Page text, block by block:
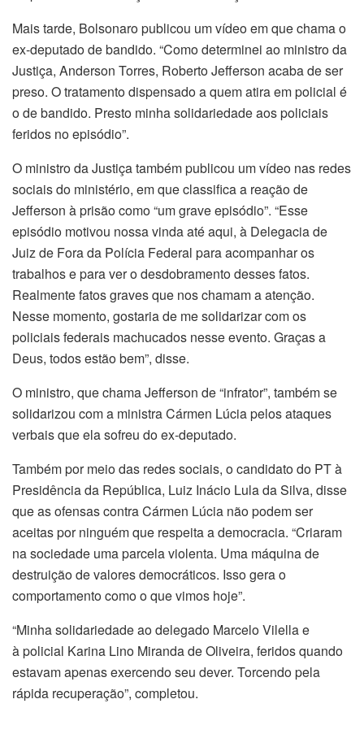
Mais tarde, Bolsonaro publicou um vídeo em que chama o
ex-deputado de bandido. “Como determinei ao ministro da
Justiça, Anderson Torres, Roberto Jefferson acaba de ser
preso. O tratamento dispensado a quem atira em policial é
o de bandido. Presto minha solidariedade aos policiais
feridos no episódio”.
O ministro da Justiça também publicou um vídeo nas redes
sociais do ministério, em que classifica a reação de
Jefferson à prisão como “um grave episódio”. “Esse
episódio motivou nossa vinda até aqui, à Delegacia de
Juiz de Fora da Polícia Federal para acompanhar os
trabalhos e para ver o desdobramento desses fatos.
Realmente fatos graves que nos chamam a atenção.
Nesse momento, gostaria de me solidarizar com os
policiais federais machucados nesse evento. Graças a
Deus, todos estão bem”, disse.
O ministro, que chama Jefferson de “infrator”, também se
solidarizou com a ministra Cármen Lúcia pelos ataques
verbais que ela sofreu do ex-deputado.
Também por meio das redes sociais, o candidato do PT à
Presidência da República, Luiz Inácio Lula da Silva, disse
que as ofensas contra Cármen Lúcia não podem ser
aceitas por ninguém que respeita a democracia. “Criaram
na sociedade uma parcela violenta. Uma máquina de
destruição de valores democráticos. Isso gera o
comportamento como o que vimos hoje”.
“Minha solidariedade ao delegado Marcelo Vilella e
à policial Karina Lino Miranda de Oliveira, feridos quando
estavam apenas exercendo seu dever. Torcendo pela
rápida recuperação”, completou.